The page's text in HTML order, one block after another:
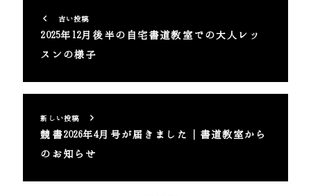
古い投稿
2025年12月後半の自宅書道教室での大人レッ
スンの様子
新しい投稿
競書2026年4月号が届きました｜書道教室から
のお知らせ